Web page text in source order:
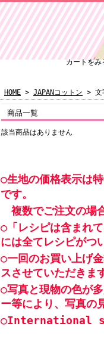
カートをみ
HOME > JAPANコットン > 文
商品一覧
該当商品はありません
○生地の価格表示は
です。
複数でご注文の場
○「レシピは含まれ
には全てレシピがつ
○一回のお買い上げ
スさせていただきま
○写真と現物の色が
ー等により、写真の
○International